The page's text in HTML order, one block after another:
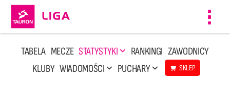
TABELA MECZE STATYSTYKI RANKINGI ZAWODNICY
KLUBY WIADOMOŚCI PUCHARY SKLEP